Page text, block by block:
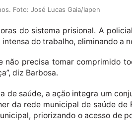
Foto: José Lucas Gaia/Iapen
do sistema prisional. A
do trabalho, eliminando a
não precisa tomar comprimido
diz Barbosa.
de saúde, a ação integra um
da rede municipal de saúde
priorizando o acesso de